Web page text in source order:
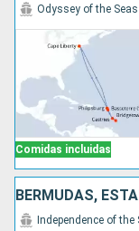
Comidas incluidas
Odyssey of the Seas
BERMUDAS,
Independence of the